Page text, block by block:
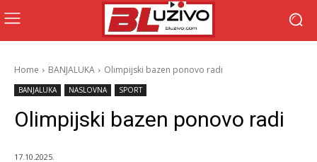
Home BANJALUKA Olimpijski bazen ponovo radi
BANJALUKA NASLOVNA SPORT
Olimpijski bazen ponovo radi
17.10.2025.